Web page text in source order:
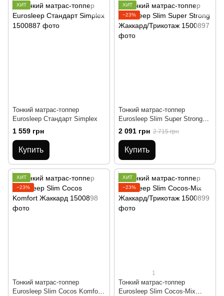
ХИТ
Тонкий матрас-топпер
Eurosleep Стандарт Simplex
1 559 грн
Купить
ХИТ
−23%
Тонкий матрас-топпер
Eurosleep Slim Super Strong
Жаккард/Трикотаж
2 091 грн 2 715 грн
Купить
ХИТ
−23%
Тонкий матрас-топпер
Eurosleep Slim Cocos Komfort
ХИТ
−23%
1
Тонкий матрас-топпер
Eurosleep Slim Cocos-Mix